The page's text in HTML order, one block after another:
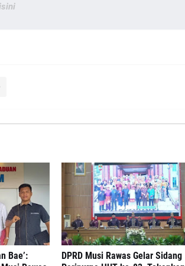
Bae’:
DPRD Musi Rawas Gelar Sidang